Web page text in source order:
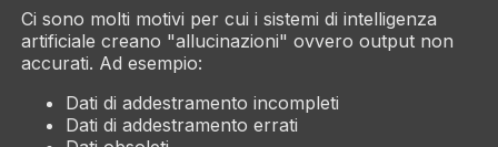
Ci sono molti motivi per cui i sistemi di intelligenza
artificiale creano "allucinazioni" ovvero output non
accurati. Ad esempio:
Dati di addestramento incompleti
Dati di addestramento errati